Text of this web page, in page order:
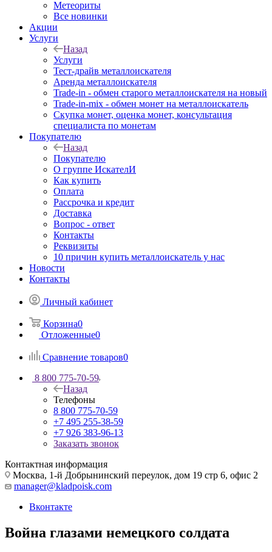
Метеориты
Все новинки
Акции
Услуги
Назад
Услуги
Тест-драйв металлоискателя
Аренда металлоискателя
Trade-in - обмен старого металлоискателя на новый
Trade-in-mix - обмен монет на металлоискатель
Скупка монет, оценка монет, консультация
специалиста по монетам
Покупателю
Назад
Покупателю
О группе ИскателИ
Как купить
Оплата
Рассрочка и кредит
Доставка
Вопрос - ответ
Контакты
Реквизиты
10 причин купить металлоискатель у нас
Новости
Контакты
Личный кабинет
Корзина0
Отложенные0
Сравнение товаров0
8 800 775-70-59
Назад
Телефоны
8 800 775-70-59
+7 495 255-38-59
+7 926 383-96-13
Заказать звонок
Контактная информация
Москва, 1-й Добрынинский переулок, дом 19 стр 6, офис 2
manager@kladpoisk.com
Вконтакте
Война глазами немецкого солдата